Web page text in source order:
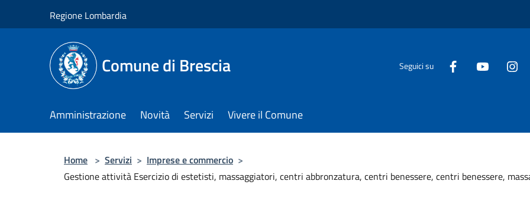
Regione Lombardia
Comune di Brescia Seguici su
Amministrazione Novità Servizi Vivere il Comune
Home > Servizi > Imprese e commercio >
Gestione attività Esercizio di estetisti, massaggiatori, centri abbronzatura, centri benessere, centri benessere,